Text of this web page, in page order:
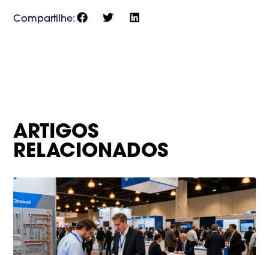
Compartilhe:
ARTIGOS
RELACIONADOS